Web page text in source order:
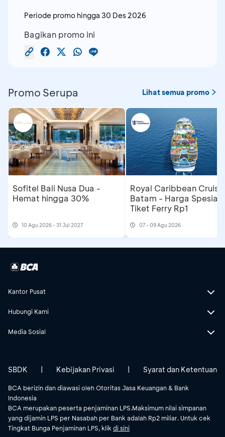
Periode promo hingga 30 Des 2026
Bagikan promo ini
Promo Serupa Lihat semua promo
Sofitel Bali Nusa Dua -
Hemat hingga 30%
10 Agu 2026 - 31 Jul 2027
Royal Caribbean Cruise
Batam - Harga Spesial
Tiket Ferry Rp1
07 - 09 Agu 2026
Kantor Pusat
Hubungi Kami
Media Sosial
BCA berizin dan diawasi oleh Otoritas Jasa Keuangan & Bank
Indonesia
BCA merupakan peserta penjaminan LPS.Maksimum nilai simpanan
yang dijamin LPS per Nasabah per Bank adalah Rp2 miliar. Untuk cek
Tingkat Bunga Penjaminan LPS, klikdi sini
SBDK Kebijakan Privasi Syarat dan Ketentuan